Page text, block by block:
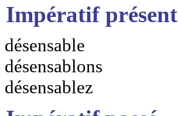
Impératif présent
désensable
désensablons
désensablez